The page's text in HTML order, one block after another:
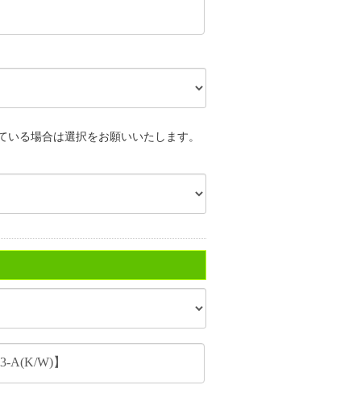
る場合は選択をお願いいたします。